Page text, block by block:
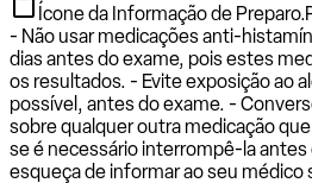
Ícone da Informação de Preparo.
- Não usar medicações anti-
dias antes do exame, pois estes
os resultados. - Evite exposição ao
possível, antes do exame. -
sobre qualquer outra medicação
se é necessário interrompê-la antes
esqueça de informar ao seu médico